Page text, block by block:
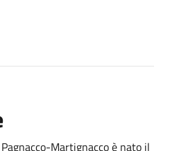
Martignacco è nato il